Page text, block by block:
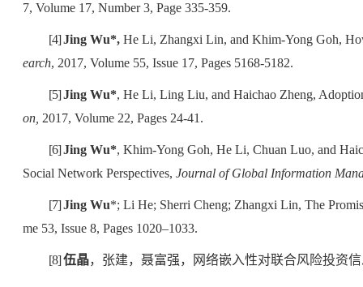
7, Volume 17, Number 3, Page 335-359.
[4]Jing Wu*, He Li, Zhangxi Lin, and Khim-Yong Goh,
earch, 2017, Volume 55, Issue 17, Pages 5168-5182.
[5]Jing Wu*, He Li, Ling Liu, and Haichao Zheng,
on, 2017, Volume 22, Pages 24-41.
[6]Jing Wu*, Khim-Yong Goh, He Li, Chuan Luo, and
Social Network Perspectives, Journal of Global Information
[7]Jing Wu*; Li He; Sherri Cheng; Zhangxi Lin, The
me 53, Issue 8, Pages 1020–1033.
[8]伍晶，张建，聂富强，网络嵌入性对联合风险投资